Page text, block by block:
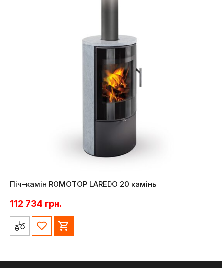
Піч–камін ROMOTOP LAREDO 20 камінь
112 734 грн.